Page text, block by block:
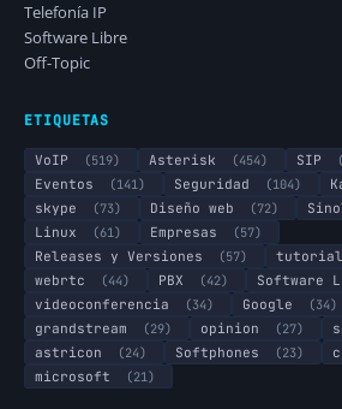
Telefonía IP
Software Libre
Off-Topic
ETIQUETAS
VoIP (519) Asterisk (454) SIP
Eventos
(141) Seguridad (104)
skype
(73) Diseño web (72)
Linux
(61) Empresas
(57)
Releases y Versiones
(57) tutorial
webrtc
(44) PBX (42) Software
videoconferencia
(34) Google
(34)
grandstream
(29) opinion (27)
astricon
(24) Softphones (23)
microsoft
(21)